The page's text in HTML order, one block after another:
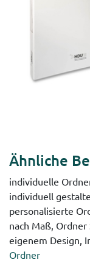
Ähnliche
individuelle
individuell
personalisierte
nach Maß,
eigenem Design,
Ordner